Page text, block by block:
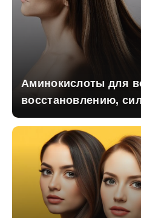
Аминокислоты для
восстановлению,